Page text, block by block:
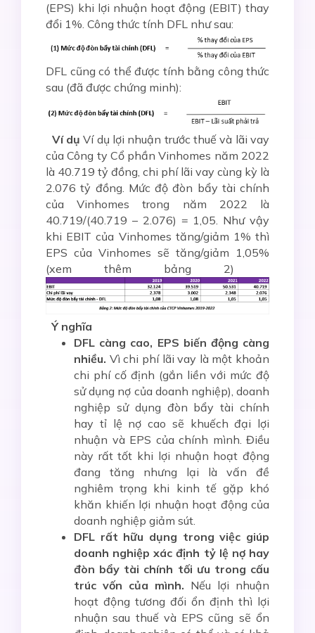
(EPS) khi lợi nhuận hoạt động (EBIT) thay
đổi 1%. Công thức tính DFL như sau:
DFL cũng có thể được tính bằng công thức
sau (đã được chứng minh):
Ví dụ Ví dụ lợi nhuận trước thuế và lãi vay
của Công ty Cổ phần Vinhomes năm 2022
là 40.719 tỷ đồng, chi phí lãi vay cùng kỳ là
2.076 tỷ đồng. Mức độ đòn bẩy tài chính
của Vinhomes trong năm 2022 là
40.719/(40.719 – 2.076) = 1,05. Như vậy
khi EBIT của Vinhomes tăng/giảm 1% thì
EPS của Vinhomes sẽ tăng/giảm 1,05%
(xem thêm bảng 2)
Ý nghĩa
DFL càng cao, EPS biến động càng
nhiều. Vì chi phí lãi vay là một khoản
chi phí cố định (gắn liền với mức độ
sử dụng nợ của doanh nghiệp), doanh
nghiệp sử dụng đòn bẩy tài chính
hay tỉ lệ nợ cao sẽ khuếch đại lợi
nhuận và EPS của chính mình. Điều
này rất tốt khi lợi nhuận hoạt động
đang tăng nhưng lại là vấn đề
nghiêm trọng khi kinh tế gặp khó
khăn khiến lợi nhuận hoạt động của
doanh nghiệp giảm sút.
DFL rất hữu dụng trong việc giúp
doanh nghiệp xác định tỷ lệ nợ hay
đòn bẩy tài chính tối ưu trong cấu
trúc vốn của mình. Nếu lợi nhuận
hoạt động tương đối ổn định thì lợi
nhuận sau thuế và EPS cũng sẽ ổn